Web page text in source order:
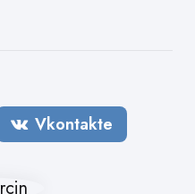
Vkontakte